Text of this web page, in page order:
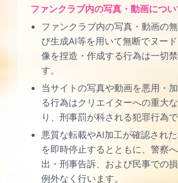
ファンクラブ内の写真・動画につい
ファンクラブ内の写真・動画の
び生成AI等を用いて無断でヌー
像を捏造・作成する行為は一切
す。
当サイトの写真や動画を悪用・
る行為はクリエイターへの重大
り、刑事罰が科される犯罪行為で
悪質な転載やAI加工が確認され
を即時停止するとともに、警察
出・刑事告訴、および民事での
例外なく行います。